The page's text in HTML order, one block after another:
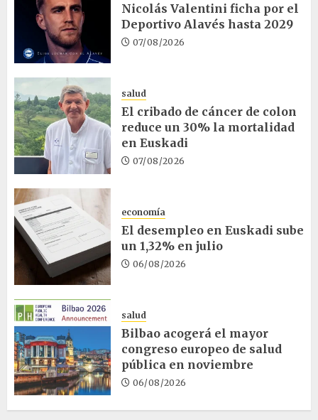
Nicolás Valentini ficha por el
Deportivo Alavés hasta 2029
07/08/2026
salud
El cribado de cáncer de colon
reduce un 30% la mortalidad
en Euskadi
07/08/2026
economía
El desempleo en Euskadi sube
un 1,32% en julio
06/08/2026
salud
Bilbao acogerá el mayor
congreso europeo de salud
pública en noviembre
06/08/2026